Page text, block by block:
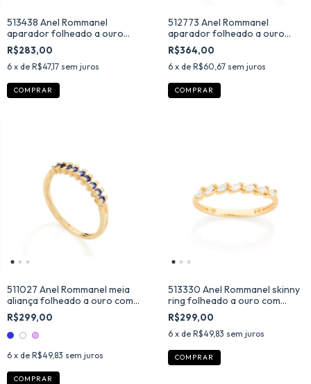
513438 Anel Rommanel
aparador folheado a ouro
com zircônias brancas
R$283,00
6 x de R$47,17 sem juros
COMPRAR
512773 Anel Rommanel
aparador folheado a ouro
com zircônias
R$364,00
6 x de R$60,67 sem juros
COMPRAR
511027 Anel Rommanel meia
aliança folheado a ouro com
zircônias
R$299,00
6 x de R$49,83 sem juros
COMPRAR
513330 Anel Rommanel skinny
ring folheado a ouro com
zircônias navetes
R$299,00
6 x de R$49,83 sem juros
COMPRAR